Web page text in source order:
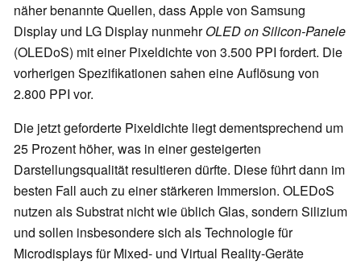
näher benannte Quellen, dass Apple von Samsung
Display und LG Display nunmehrOLED on Silicon-Panele
(OLEDoS) mit einer Pixeldichte von 3.500 PPI fordert. Die
vorherigen Spezifikationen sahen eine Auflösung von
2.800 PPI vor.
Die jetzt geforderte Pixeldichte liegt dementsprechend um
25 Prozent höher, was in einer gesteigerten
Darstellungsqualität resultieren dürfte. Diese führt dann im
besten Fall auch zu einer stärkeren Immersion. OLEDoS
nutzen als Substrat nicht wie üblich Glas, sondern Silizium
und sollen insbesondere sich als Technologie für
Microdisplays für Mixed- und Virtual Reality-Geräte